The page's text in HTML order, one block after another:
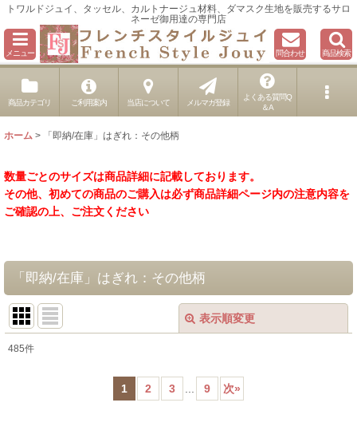
トワルドジュイ、タッセル、カルトナージュ材料、ダマスク生地を販売するサロ
ネーゼ御用達の専門店
メニュー 問合わせ 商品検索
商品カテゴリ ご利用案内 当店について メルマガ登録
よくある質問Q
＆A
ホーム > 「即納/在庫」はぎれ：その他柄
数量ごとのサイズは商品詳細に記載しております。
その他、初めての商品のご購入は必ず商品詳細ページ内の注意内容を
ご確認の上、ご注文ください
「即納/在庫」はぎれ：その他柄
表示順変更
485件
1 2 3 9 次»